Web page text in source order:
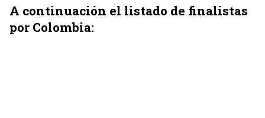
A continuación el listado de finalistas
por Colombia: